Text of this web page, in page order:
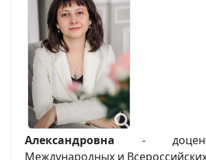
Александровна -
Международных и